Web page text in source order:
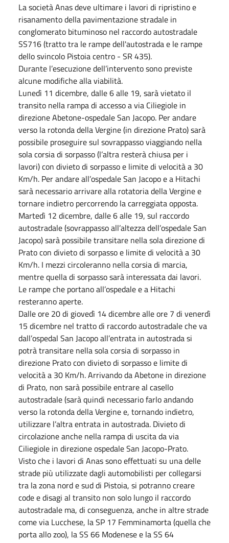
La società Anas deve ultimare i lavori di ripristino e
risanamento della pavimentazione stradale in
conglomerato bituminoso nel raccordo autostradale
SS716 (tratto tra le rampe dell'autostrada e le rampe
dello svincolo Pistoia centro - SR 435).
Durante l’esecuzione dell’intervento sono previste
alcune modifiche alla viabilità.
Lunedì 11 dicembre, dalle 6 alle 19, sarà vietato il
transito nella rampa di accesso a via Ciliegiole in
direzione Abetone-ospedale San Jacopo. Per andare
verso la rotonda della Vergine (in direzione Prato) sarà
possibile proseguire sul sovrappasso viaggiando nella
sola corsia di sorpasso (l’altra resterà chiusa per i
lavori) con divieto di sorpasso e limite di velocità a 30
Km/h. Per andare all’ospedale San Jacopo e a Hitachi
sarà necessario arrivare alla rotatoria della Vergine e
tornare indietro percorrendo la carreggiata opposta.
Martedì 12 dicembre, dalle 6 alle 19, sul raccordo
autostradale (sovrappasso all’altezza dell’ospedale San
Jacopo) sarà possibile transitare nella sola direzione di
Prato con divieto di sorpasso e limite di velocità a 30
Km/h. I mezzi circoleranno nella corsia di marcia,
mentre quella di sorpasso sarà interessata dai lavori.
Le rampe che portano all’ospedale e a Hitachi
resteranno aperte.
Dalle ore 20 di giovedì 14 dicembre alle ore 7 di venerdì
15 dicembre nel tratto di raccordo autostradale che va
dall’ospedal San Jacopo all’entrata in autostrada si
potrà transitare nella sola corsia di sorpasso in
direzione Prato con divieto di sorpasso e limite di
velocità a 30 Km/h. Arrivando da Abetone in direzione
di Prato, non sarà possibile entrare al casello
autostradale (sarà quindi necessario farlo andando
verso la rotonda della Vergine e, tornando indietro,
utilizzare l’altra entrata in autostrada. Divieto di
circolazione anche nella rampa di uscita da via
Ciliegiole in direzione ospedale San Jacopo-Prato.
Visto che i lavori di Anas sono effettuati su una delle
strade più utilizzate dagli automobilisti per collegarsi
tra la zona nord e sud di Pistoia, si potranno creare
code e disagi al transito non solo lungo il raccordo
autostradale ma, di conseguenza, anche in altre strade
come via Lucchese, la SP 17 Femminamorta (quella che
porta allo zoo), la SS 66 Modenese e la SS 64